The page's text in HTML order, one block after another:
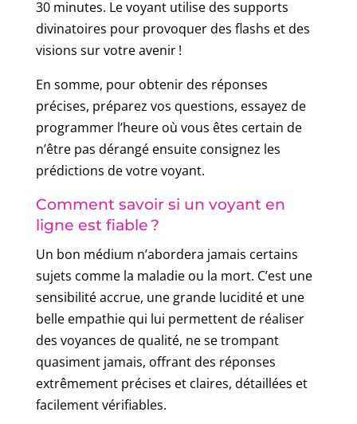
30 minutes. Le voyant utilise des supports
divinatoires pour provoquer des flashs et des
visions sur votre avenir !
En somme, pour obtenir des réponses
précises, préparez vos questions, essayez de
programmer l’heure où vous êtes certain de
n’être pas dérangé ensuite consignez les
prédictions de votre voyant.
Comment savoir si un voyant en
ligne est fiable ?
Un bon médium n’abordera jamais certains
sujets comme la maladie ou la mort. C’est une
sensibilité accrue, une grande lucidité et une
belle empathie qui lui permettent de réaliser
des voyances de qualité, ne se trompant
quasiment jamais, offrant des réponses
extrêmement précises et claires, détaillées et
facilement vérifiables.